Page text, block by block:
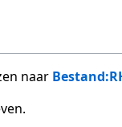
naar